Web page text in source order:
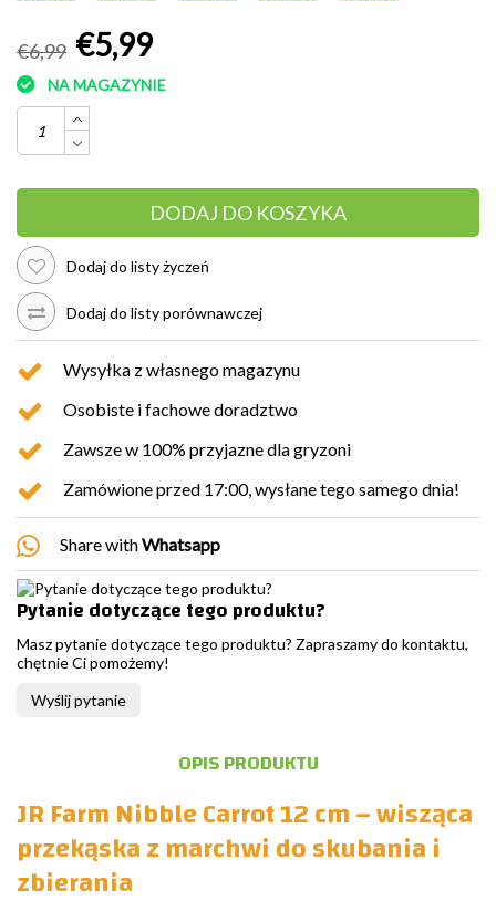
€6,99 €5,99
NA MAGAZYNIE
DODAJ DO KOSZYKA
Dodaj do listy życzeń
Dodaj do listy porównawczej
Wysyłka z własnego magazynu
Osobiste i fachowe doradztwo
Zawsze w 100% przyjazne dla gryzoni
Zamówione przed 17:00, wysłane tego samego dnia!
Share withWhatsapp
Pytanie dotyczące tego produktu?
Masz pytanie dotyczące tego produktu? Zapraszamy do kontaktu,
chętnie Ci pomożemy!
Wyślij pytanie
OPIS PRODUKTU
JR Farm Nibble Carrot 12 cm – wisząca
przekąska z marchwi do skubania i
zbierania